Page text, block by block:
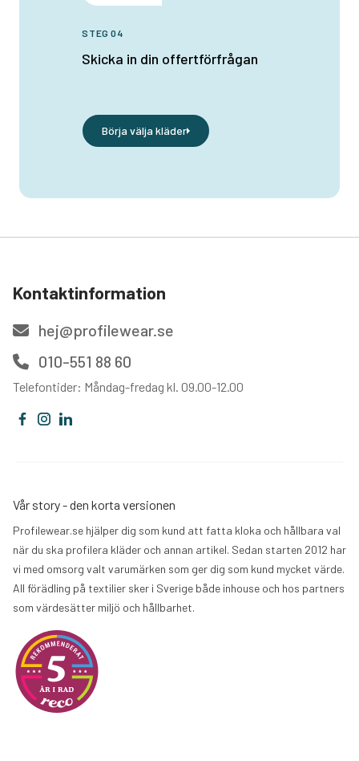
STEG 04
Skicka in din offertförfrågan
Börja välja kläder
Kontaktinformation
hej@profilewear.se
010-551 88 60
Telefontider: Måndag-fredag kl. 09.00-12.00
Vår story - den korta versionen
Profilewear.se hjälper dig som kund att fatta kloka och hållbara val
när du ska profilera kläder och annan artikel. Sedan starten 2012 har
vi med omsorg valt varumärken som ger dig som kund mycket värde.
All förädling på textilier sker i Sverige både inhouse och hos partners
som värdesätter miljö och hållbarhet.